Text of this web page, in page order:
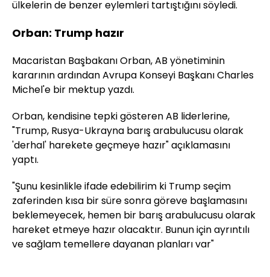
ülkelerin de benzer eylemleri tartıştığını söyledi.
Orban: Trump hazır
Macaristan Başbakanı Orban, AB yönetiminin
kararının ardından Avrupa Konseyi Başkanı Charles
Michel'e bir mektup yazdı.
Orban, kendisine tepki gösteren AB liderlerine,
"Trump, Rusya-Ukrayna barış arabulucusu olarak
'derhal' harekete geçmeye hazır" açıklamasını
yaptı.
"Şunu kesinlikle ifade edebilirim ki Trump seçim
zaferinden kısa bir süre sonra göreve başlamasını
beklemeyecek, hemen bir barış arabulucusu olarak
hareket etmeye hazır olacaktır. Bunun için ayrıntılı
ve sağlam temellere dayanan planları var"